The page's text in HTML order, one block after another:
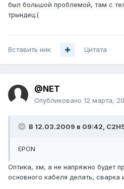
был большой проблемой, там с
трындец:(
Вставить ник Цитата
@NET
Опубликовано 12 марта,
В 12.03.2009 в 09:42,
EPON
Оптика, хм, а не напряжно будет
основного кабеля делать, сварка